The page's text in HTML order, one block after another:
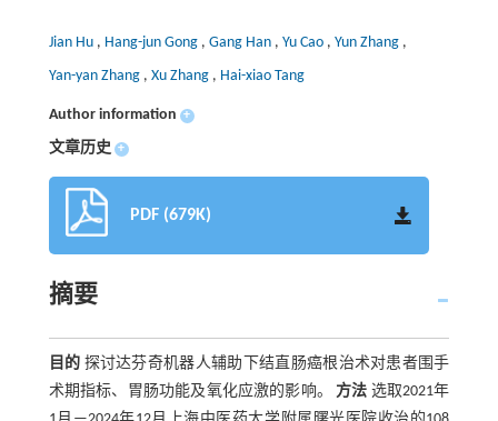
Jian Hu , Hang-jun Gong , Gang Han , Yu Cao , Yun Zhang ,
Yan-yan Zhang , Xu Zhang , Hai-xiao Tang
Author information +
文章历史 +
PDF (679K)
摘要
目的 探讨达芬奇机器人辅助下结直肠癌根治术对患者围手
术期指标、胃肠功能及氧化应激的影响。方法 选取2021年